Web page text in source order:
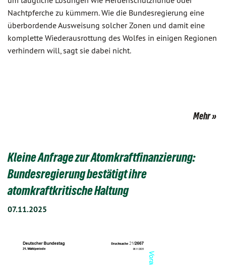
Nachtpferche zu kümmern. Wie die Bundesregierung eine
überbordende Ausweisung solcher Zonen und damit eine
komplette Wiederausrottung des Wolfes in einigen Regionen
verhindern will, sagt sie dabei nicht.
Mehr
Kleine Anfrage zur Atomkraftfinanzierung:
Bundesregierung bestätigt ihre
atomkraftkritische Haltung
07.11.2025